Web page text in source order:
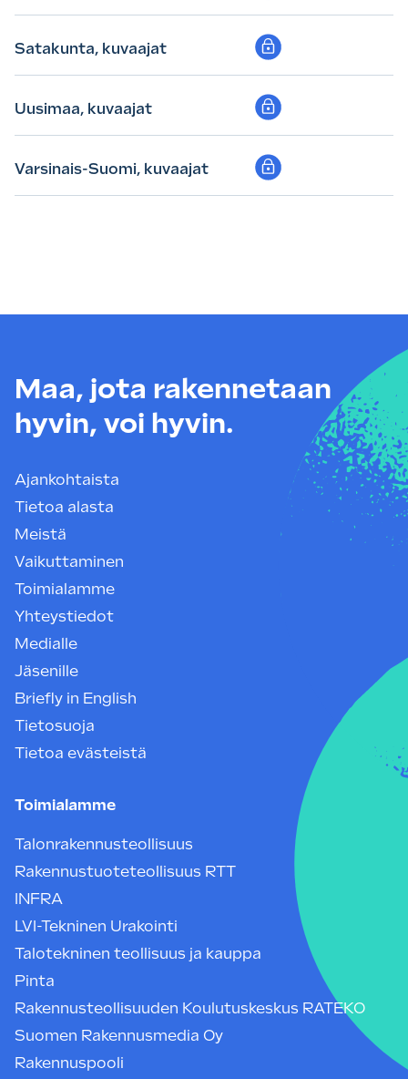
Satakunta, kuvaajat
Uusimaa, kuvaajat
Varsinais-Suomi, kuvaajat
Maa, jota rakennetaan
hyvin, voi hyvin.
Ajankohtaista
Tietoa alasta
Meistä
Vaikuttaminen
Toimialamme
Yhteystiedot
Medialle
Jäsenille
Briefly in English
Tietosuoja
Tietoa evästeistä
Toimialamme
Talonrakennusteollisuus
Rakennustuoteteollisuus RTT
INFRA
LVI-Tekninen Urakointi
Talotekninen teollisuus ja kauppa
Pinta
Rakennusteollisuuden Koulutuskeskus RATEKO
Suomen Rakennusmedia Oy
Rakennuspooli